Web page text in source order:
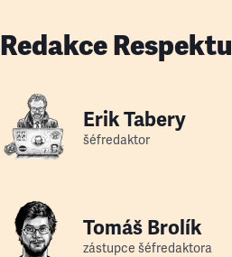
Redakce Respektu
Erik Tabery
šéfredaktor
Tomáš Brolík
zástupce šéfredaktora